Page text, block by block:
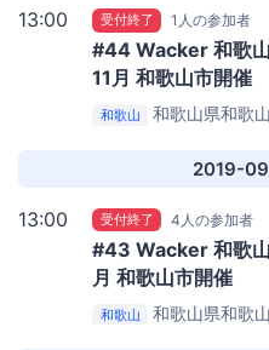
13:00 受付終了 1人の参加者
#44 Wacker 和歌
11月 和歌山市開催
和歌山 和歌山県和歌
2019-
13:00 受付終了 4人の参加者
#43 Wacker 和歌
月 和歌山市開催
和歌山 和歌山県和歌